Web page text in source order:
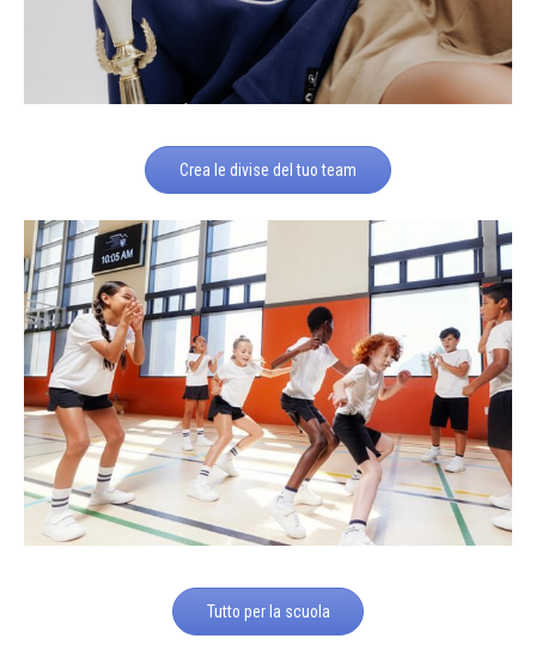
Crea le divise del tuo team
Tutto per la scuola